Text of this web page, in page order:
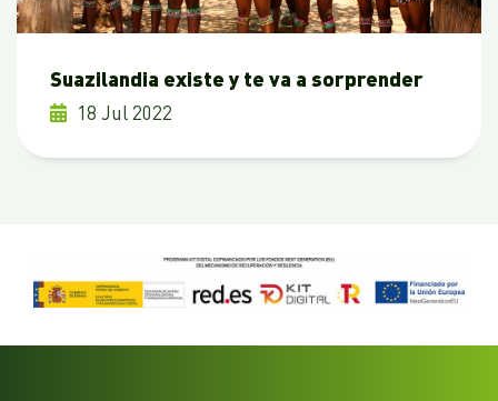
Suazilandia existe y te va a sorprender
18 Jul 2022